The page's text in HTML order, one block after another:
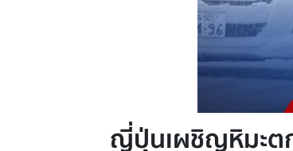
ญี่ปุ่นเผชิญหิมะต